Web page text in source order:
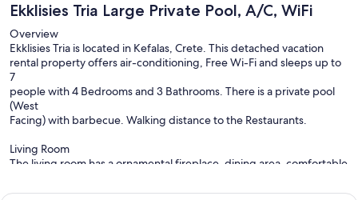
Ekklisies Tria Large Private Pool, A/C, WiFi
Overview
Ekklisies Tria is located in Kefalas, Crete. This detached vacation
rental property offers air-conditioning, Free Wi-Fi and sleeps up to
7
people with 4 Bedrooms and 3 Bathrooms. There is a private pool
(West
Facing) with barbecue. Walking distance to the Restaurants.
Living Room
The living room has a ornamental fireplace, dining area, comfortable
pool